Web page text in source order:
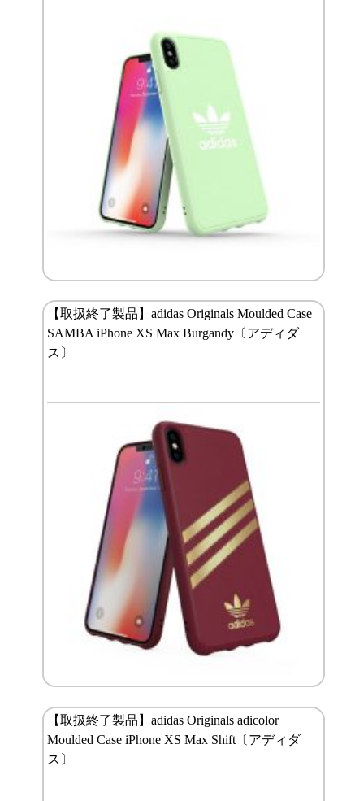
【取扱終了製品】adidas Originals Moulded Case
SAMBA iPhone XS Max Burgandy〔アディダ
ス〕
【取扱終了製品】adidas Originals adicolor
Moulded Case iPhone XS Max Shift〔アディダ
ス〕